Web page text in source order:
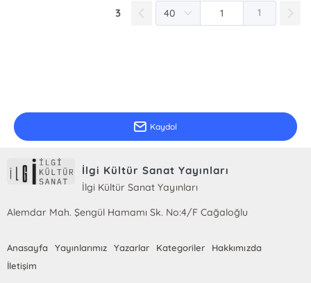
3 1
Kaydol
İlgi Kültür Sanat Yayınları
İlgi Kültür Sanat Yayınları
Alemdar Mah. Şengül Hamamı Sk. No:4/F Cağaloğlu
Anasayfa Yayınlarımız Yazarlar Kategoriler
Hakkımızda
İletişim